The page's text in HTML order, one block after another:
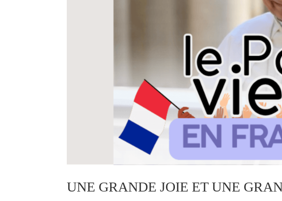
UNE GRANDE JOIE ET UNE